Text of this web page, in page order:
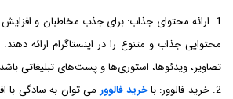
1. ارائه محتوای جذاب: برای جذب مخاطبان و
محتوایی جذاب و متنوع را در اینستاگرام ارائه
تصاویر، ویدئوها، استوری‌ها و پست‌های تبلیغاتی
2. خرید فالوور: با
خرید فالوور می توان به سادگی با